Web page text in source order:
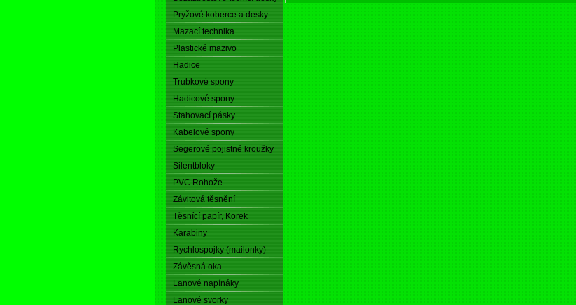
Pryžové koberce a desky
Mazací technika
Plastické mazivo
Hadice
Trubkové spony
Hadicové spony
Stahovací pásky
Kabelové spony
Segerové pojistné kroužky
Silentbloky
PVC Rohože
Závitová těsnění
Těsnící papír, Korek
Karabiny
Rychlospojky (mailonky)
Závěsná oka
Lanové napínáky
Lanové svorky